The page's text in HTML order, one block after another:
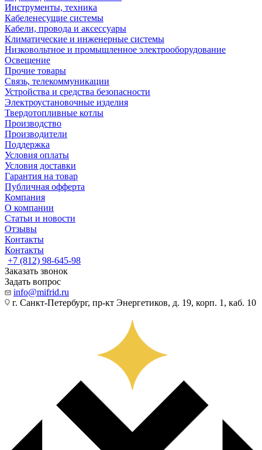
Инструменты, техника
Кабеленесущие системы
Кабели, провода и аксессуары
Климатические и инженерные системы
Низковольтное и промышленное электрооборудование
Освещение
Прочие товары
Связь, телекоммуникации
Устройства и средства безопасности
Электроустановочные изделия
Твердотопливные котлы
Производство
Производители
Поддержка
Условия оплаты
Условия доставки
Гарантия на товар
Публичная офферта
Компания
О компании
Статьи и новости
Отзывы
Контакты
Контакты
+7 (812) 98-645-98
Заказать звонок
Задать вопрос
info@mifrid.ru
г. Санкт-Петербург, пр-кт Энергетиков, д. 19, корп. 1, каб. 10